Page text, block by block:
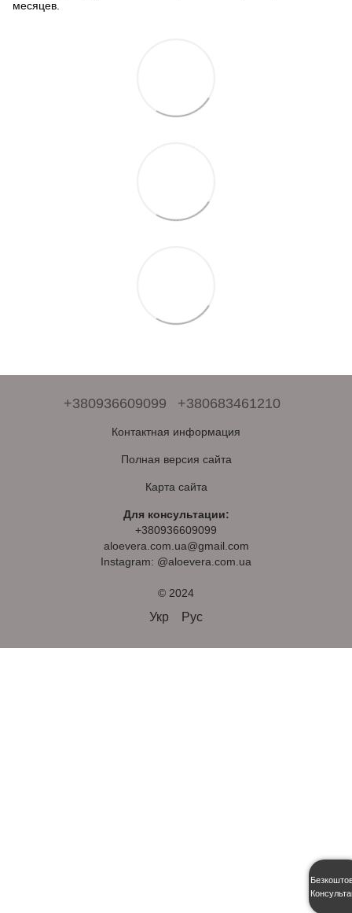
месяцев.
+380936609099 +380683461210
Контактная информация
Полная версия сайта
Карта сайта
Для консультации:
+380936609099
aloevera.com.ua@gmail.com
Instagram: @aloevera.com.ua
© 2024
Укр Рус